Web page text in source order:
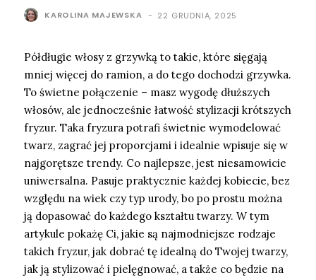
KAROLINA MAJEWSKA - 22 GRUDNIA, 2025
Półdługie włosy z grzywką to takie, które sięgają
mniej więcej do ramion, a do tego dochodzi grzywka.
To świetne połączenie – masz wygodę dłuższych
włosów, ale jednocześnie łatwość stylizacji krótszych
fryzur. Taka fryzura potrafi świetnie wymodelować
twarz, zagrać jej proporcjami i idealnie wpisuje się w
najgorętsze trendy. Co najlepsze, jest niesamowicie
uniwersalna. Pasuje praktycznie każdej kobiecie, bez
względu na wiek czy typ urody, bo po prostu można
ją dopasować do każdego kształtu twarzy. W tym
artykule pokażę Ci, jakie są najmodniejsze rodzaje
takich fryzur, jak dobrać tę idealną do Twojej twarzy,
jak ją stylizować i pielęgnować, a także co będzie na